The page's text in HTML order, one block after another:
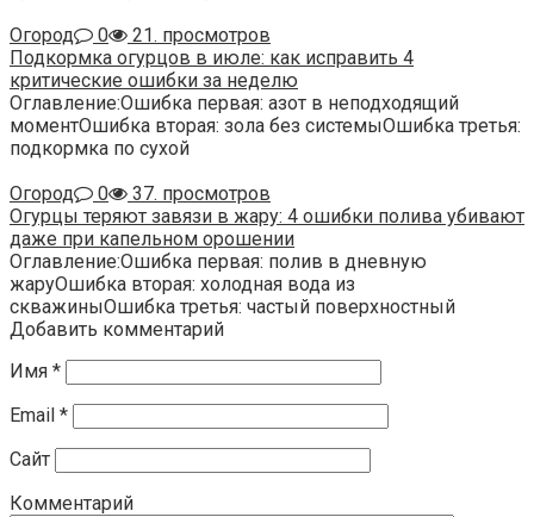
Огород
0
21. просмотров
Подкормка огурцов в июле: как исправить 4
критические ошибки за неделю
Оглавление:Ошибка первая: азот в неподходящий
моментОшибка вторая: зола без системыОшибка третья:
подкормка по сухой
Огород
0
37. просмотров
Огурцы теряют завязи в жару: 4 ошибки полива убивают
даже при капельном орошении
Оглавление:Ошибка первая: полив в дневную
жаруОшибка вторая: холодная вода из
скважиныОшибка третья: частый поверхностный
Добавить комментарий
Имя *
Email *
Сайт
Комментарий